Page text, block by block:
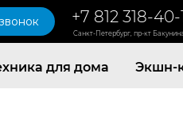
+7 812 318-40-
Санкт-Петербург, пр-кт
для дома Экшн-